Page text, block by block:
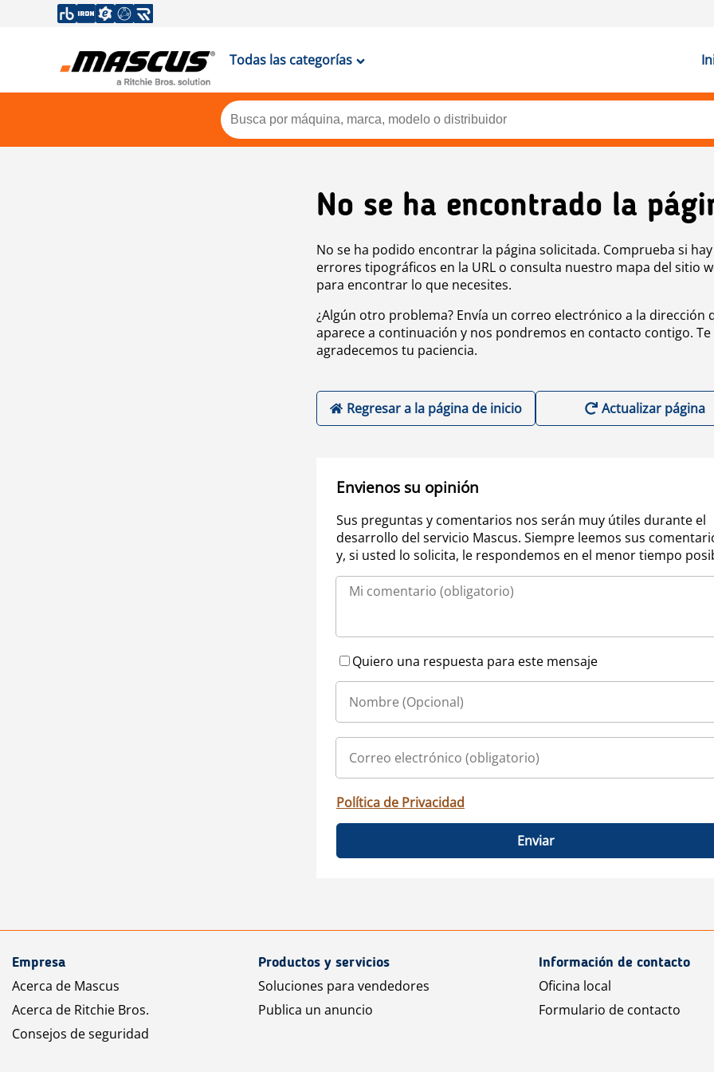
Todas las categorías
No se ha encontrado la
No se ha podido encontrar la página solicitada. Comprueba si hay
errores tipográficos en la URL o consulta nuestro mapa del sitio
para encontrar lo que necesites.
¿Algún otro problema? Envía un correo electrónico a la dirección
aparece a continuación y nos pondremos en contacto contigo. Te
agradecemos tu paciencia.
Regresar a la página de inicio Actualizar página
Envienos su opinión
Sus preguntas y comentarios nos serán muy útiles durante el
desarrollo del servicio Mascus. Siempre leemos sus
y, si usted lo solicita, le respondemos en el menor tiempo
Quiero una respuesta para este mensaje
Política de Privacidad
Enviar
Empresa
Acerca de Mascus
Acerca de Ritchie Bros.
Consejos de seguridad
Productos y servicios
Soluciones para vendedores
Publica un anuncio
Información de contacto
Oficina local
Formulario de contacto